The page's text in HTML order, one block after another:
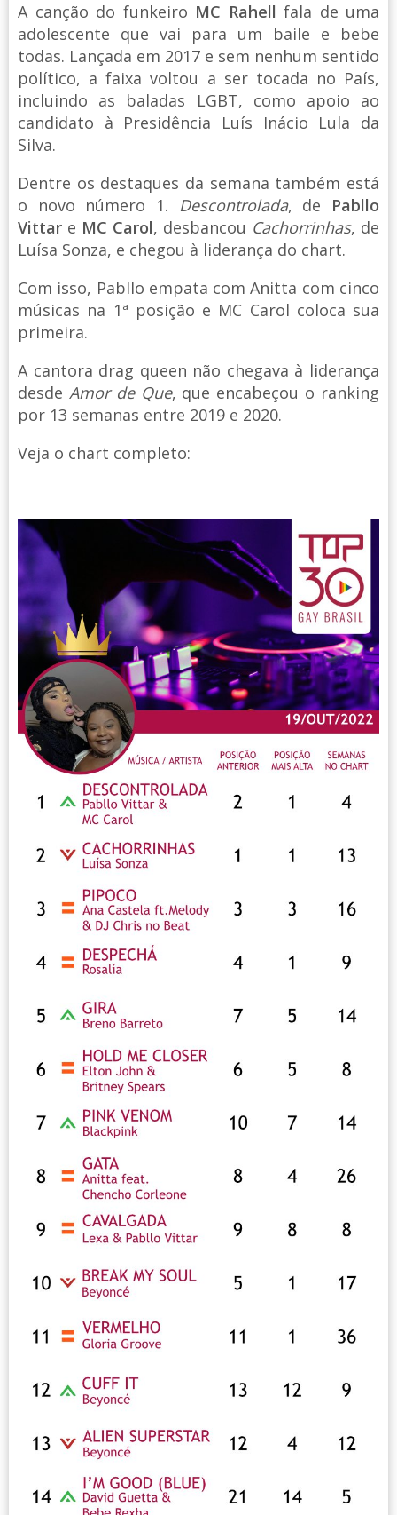
A canção do funkeiro MC Rahell fala de uma
adolescente que vai para um baile e bebe
todas. Lançada em 2017 e sem nenhum sentido
político, a faixa voltou a ser tocada no País,
incluindo as baladas LGBT, como apoio ao
candidato à Presidência Luís Inácio Lula da
Silva.
Dentre os destaques da semana também está
o novo número 1. Descontrolada, de Pabllo
Vittar e MC Carol, desbancou Cachorrinhas, de
Luísa Sonza, e chegou à liderança do chart.
Com isso, Pabllo empata com Anitta com cinco
músicas na 1ª posição e MC Carol coloca sua
primeira.
A cantora drag queen não chegava à liderança
desde Amor de Que, que encabeçou o ranking
por 13 semanas entre 2019 e 2020.
Veja o chart completo: